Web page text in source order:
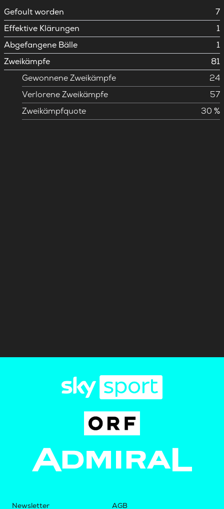
Gefoult worden
7
Effektive Klärungen
1
Abgefangene Bälle
1
Zweikämpfe
81
Gewonnene Zweikämpfe
24
Verlorene Zweikämpfe
57
Zweikämpfquote
30 %
Newsletter AGB